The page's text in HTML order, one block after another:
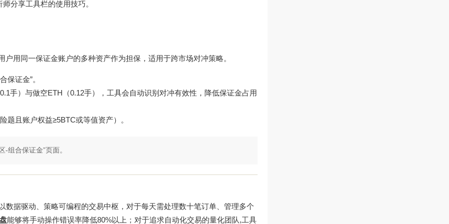
分享工具栏的使用技巧。
用同一保证金账户的多种资产作为担保，适用于跨市场对冲策略。
保证金”。
手）与做空ETH（0.12手），工具会自动识别对冲有效性，降低保证金占用
题且账户权益≥5BTC或等值资产）。
-组合保证金”页面。
数据驱动、策略可编程的交易中枢，对于每天需处理数十笔订单、管理多个
能够将手动操作错误率降低80%以上；对于追求自动化交易的量化团队,工具